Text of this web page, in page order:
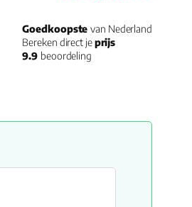
Goedkoopstevan Nederland
Bereken direct jeprijs
9.9 beoordeling